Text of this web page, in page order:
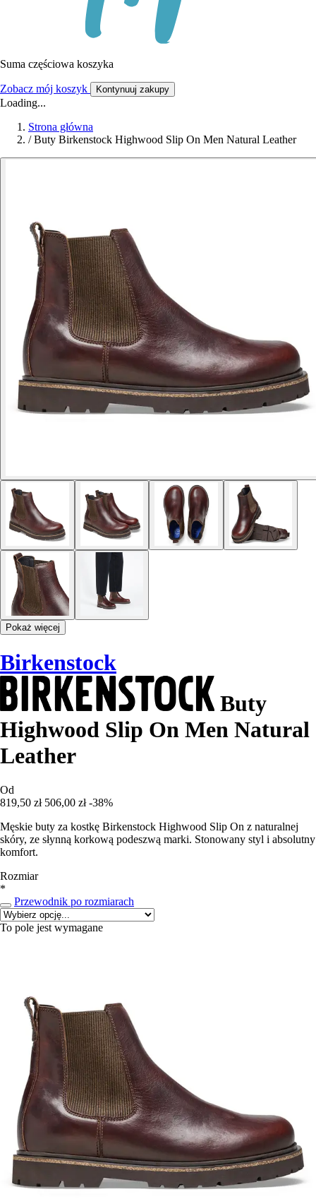
Suma częściowa koszyka
Zobacz mój koszyk Kontynuuj zakupy
Loading...
Strona główna
/ Buty Birkenstock Highwood Slip On Men Natural Leather
Pokaż więcej
Birkenstock
Buty
Highwood Slip On Men Natural
Leather
Od
819,50 zł 506,00 zł -38%
Męskie buty za kostkę Birkenstock Highwood Slip On z naturalnej
skóry, ze słynną korkową podeszwą marki. Stonowany styl i absolutny
komfort.
Rozmiar
*
Przewodnik po rozmiarach
To pole jest wymagane